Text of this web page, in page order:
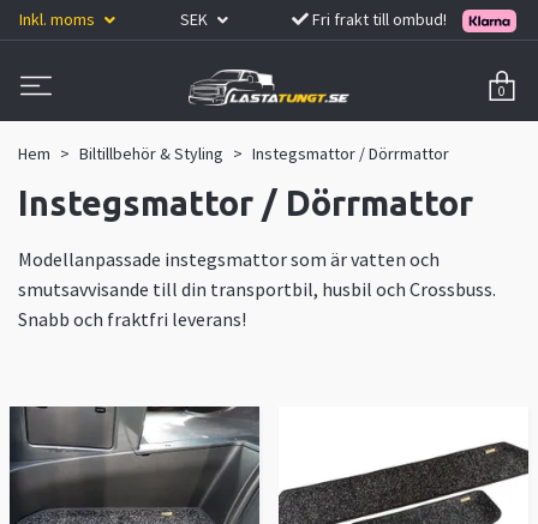
Inkl. moms SEK Fri frakt till ombud!
0
Hem Biltillbehör & Styling Instegsmattor / Dörrmattor
Instegsmattor / Dörrmattor
Modellanpassade instegsmattor som är vatten och
smutsavvisande till din transportbil, husbil och Crossbuss.
Snabb och fraktfri leverans!